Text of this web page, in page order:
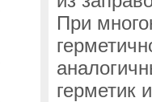
При
герметик